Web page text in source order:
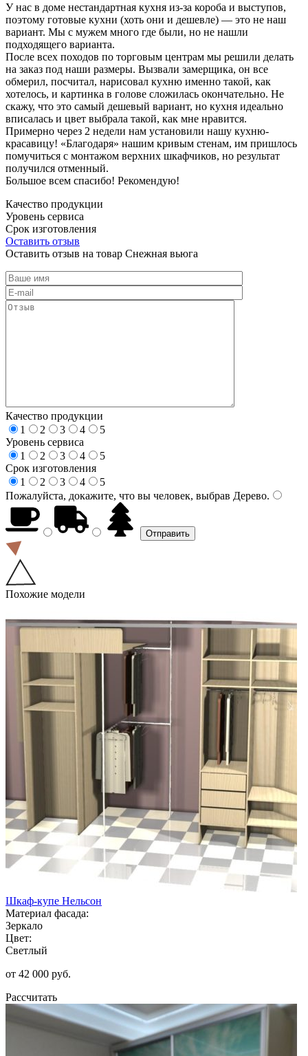
У нас в доме нестандартная кухня из-за короба и выступов,
поэтому готовые кухни (хоть они и дешевле) — это не наш
вариант. Мы с мужем много где были, но не нашли
подходящего варианта.
После всех походов по торговым центрам мы решили делать
на заказ под наши размеры. Вызвали замерщика, он все
обмерил, посчитал, нарисовал кухню именно такой, как
хотелось, и картинка в голове сложилась окончательно. Не
скажу, что это самый дешевый вариант, но кухня идеально
вписалась и цвет выбрала такой, как мне нравится.
Примерно через 2 недели нам установили нашу кухню-
красавицу! «Благодаря» нашим кривым стенам, им пришлось
помучиться с монтажом верхних шкафчиков, но результат
получился отменный.
Большое всем спасибо! Рекомендую!
Качество продукции
Уровень сервиса
Срок изготовления
Оставить отзыв
Оставить отзыв на товар Снежная вьюга
Качество продукции
1
2 3 4
5
Уровень сервиса
1
2 3 4
5
Срок изготовления
1
2 3 4
5
Пожалуйста, докажите, что вы человек, выбрав Дерево.
Похожие модели
Шкаф-купе Нельсон
Материал фасада:
Зеркало
Цвет:
Светлый
от 42 000 руб.
Рассчитать